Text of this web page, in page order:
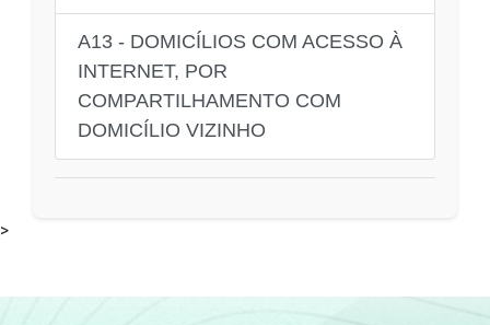
A13 - DOMICÍLIOS COM ACESSO À
INTERNET, POR
COMPARTILHAMENTO COM
DOMICÍLIO VIZINHO
>